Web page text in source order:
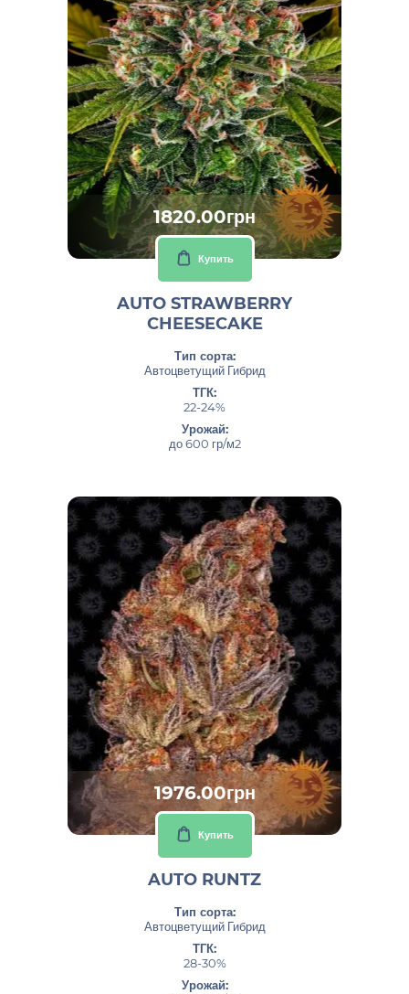
1820.00грн
Купить
AUTO STRAWBERRY
CHEESECAKE
Тип сорта:
Автоцветущий Гибрид
ТГК:
22-24%
Урожай:
до 600 гр/м2
1976.00грн
Купить
AUTO RUNTZ
Тип сорта:
Автоцветущий Гибрид
ТГК:
28-30%
Урожай: